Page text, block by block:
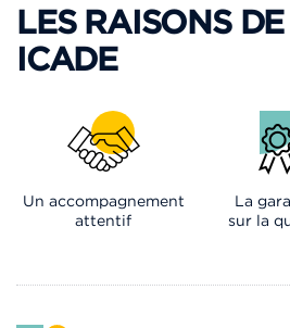
LES RAISONS
ICADE
Un accompagnement
attentif
La
sur la